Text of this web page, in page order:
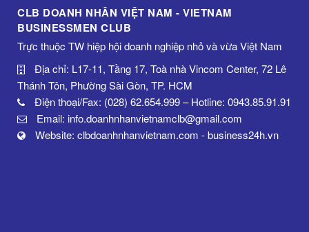
CLB DOANH NHÂN VIỆT NAM - VIETNAM
BUSINESSMEN CLUB
Trực thuộc TW hiệp hội doanh nghiệp nhỏ và vừa Việt Nam
Địa chỉ: L17-11, Tầng 17, Toà nhà Vincom Center, 72 Lê
Thánh Tôn, Phường Sài Gòn, TP. HCM
Điện thoại/Fax: (028) 62.654.999 – Hotline: 0943.85.91.91
Email: info.doanhnhanvietnamclb@gmail.com
Website: clbdoanhnhanvietnam.com - business24h.vn